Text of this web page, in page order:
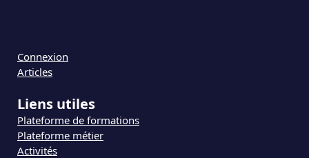
Connexion
Articles
Liens utiles
Plateforme de formations
Plateforme métier
Activités